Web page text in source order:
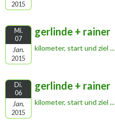
2015
Mi.
07
Jan.
2015
gerlinde + rainer
kilometer, start und ziel ...
Di.
06
Jan.
2015
gerlinde + rainer
kilometer, start und ziel ...